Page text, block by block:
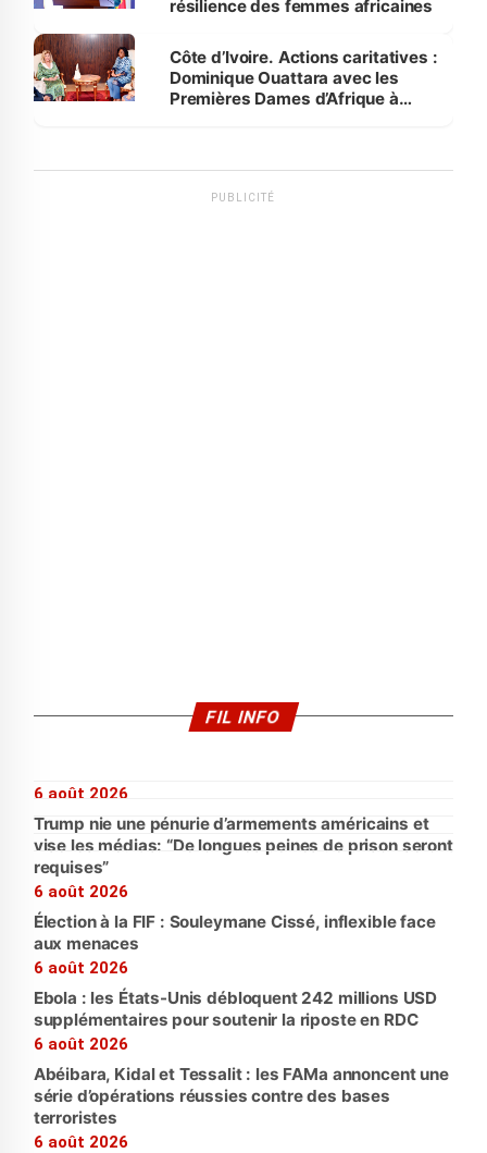
résilience des femmes africaines
Côte d’Ivoire. Actions caritatives :
Dominique Ouattara avec les
Premières Dames d’Afrique à
PUBLICITÉ
FIL INFO
6 août 2026
Trump nie une pénurie d’armements américains et
vise les médias: “De longues peines de prison seront
requises”
6 août 2026
Élection à la FIF : Souleymane Cissé, inflexible face
aux menaces
6 août 2026
Ebola : les États-Unis débloquent 242 millions USD
supplémentaires pour soutenir la riposte en RDC
6 août 2026
Abéibara, Kidal et Tessalit : les FAMa annoncent une
série d’opérations réussies contre des bases
terroristes
6 août 2026